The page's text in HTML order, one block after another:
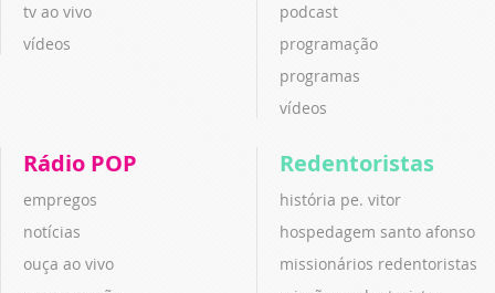
tv ao vivo
vídeos
podcast
programação
programas
vídeos
Rádio POP
empregos
notícias
ouça ao vivo
Redentoristas
história pe. vitor
hospedagem santo afonso
missionários redentoristas